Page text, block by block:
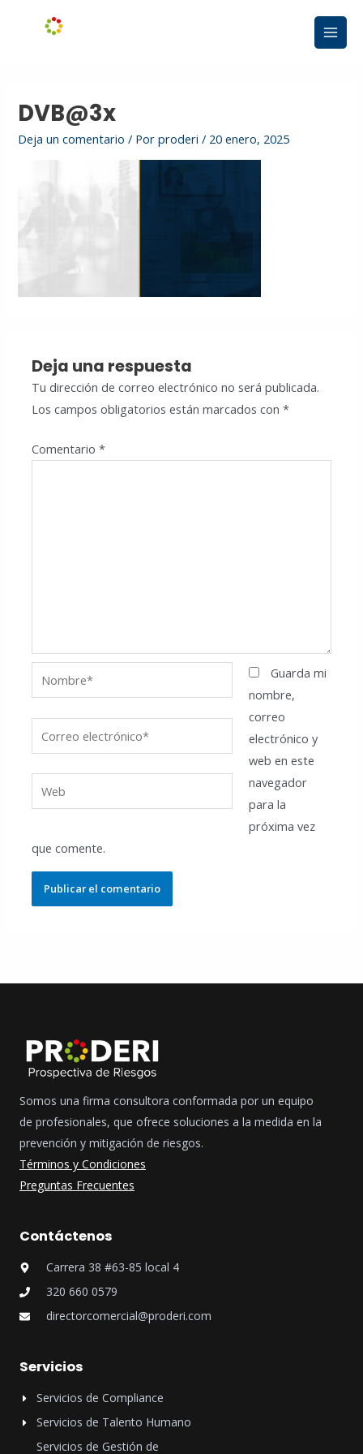
Main
DVB@3x
Deja un comentario / Porproderi/ 20 enero, 2025
Deja una respuesta
Tu dirección de correo electrónico no será publicada.
Los campos obligatorios están marcados con*
Comentario*
Nombre*
electrónico*
Guarda mi
nombre,
correo
electrónico y
web en este
navegador
para la
próxima vez
que comente.
Somos una firma consultora conformada por un equipo
de profesionales, que ofrece soluciones a la medida en la
prevención y mitigación de riesgos.
Términos y Condiciones
Preguntas Frecuentes
Contáctenos
Carrera 38 #63-85 local 4
320 660 0579
directorcomercial@proderi.com
Servicios
Servicios de Compliance
Servicios de Talento Humano
Servicios de Gestión de